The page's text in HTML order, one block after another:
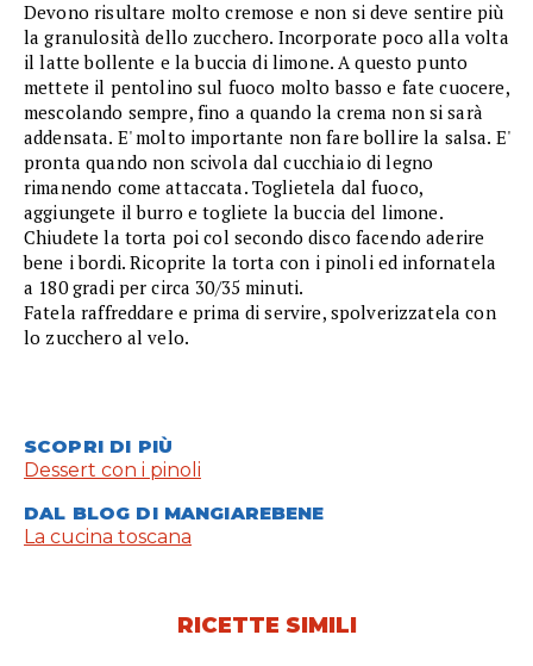
Devono risultare molto cremose e non si deve sentire più
la granulosità dello zucchero. Incorporate poco alla volta
il latte bollente e la buccia di limone. A questo punto
mettete il pentolino sul fuoco molto basso e fate cuocere,
mescolando sempre, fino a quando la crema non si sarà
addensata. E' molto importante non fare bollire la salsa. E'
pronta quando non scivola dal cucchiaio di legno
rimanendo come attaccata. Toglietela dal fuoco,
aggiungete il burro e togliete la buccia del limone.
Chiudete la torta poi col secondo disco facendo aderire
bene i bordi. Ricoprite la torta con i pinoli ed infornatela
a 180 gradi per circa 30/35 minuti.
Fatela raffreddare e prima di servire, spolverizzatela con
lo zucchero al velo.
SCOPRI DI PIÙ
Dessert con i pinoli
DAL BLOG DI MANGIAREBENE
La cucina toscana
RICETTE SIMILI